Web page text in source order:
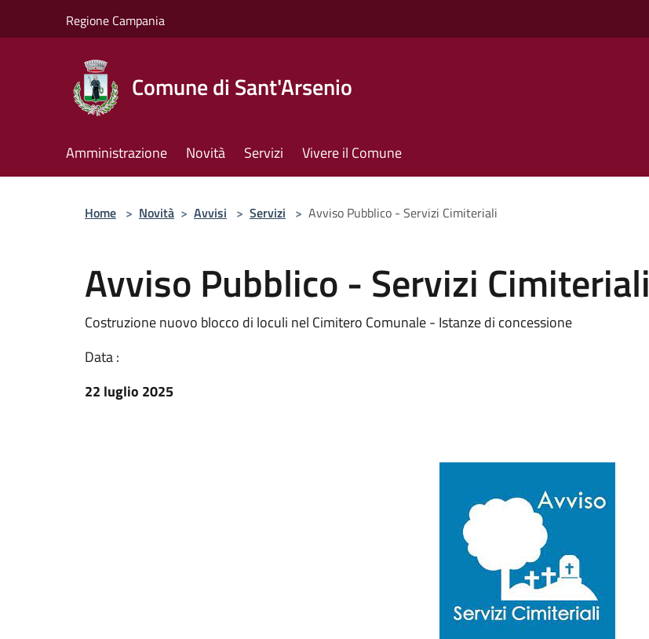
Regione Campania
Comune di Sant'Arsenio
Amministrazione Novità Servizi Vivere il Comune
Home > Novità > Avvisi > Servizi > Avviso Pubblico - Servizi Cimiteriali
Avviso Pubblico - Servizi Cimiteriali
Costruzione nuovo blocco di loculi nel Cimitero Comunale - Istanze di concessione
Data :
22 luglio 2025